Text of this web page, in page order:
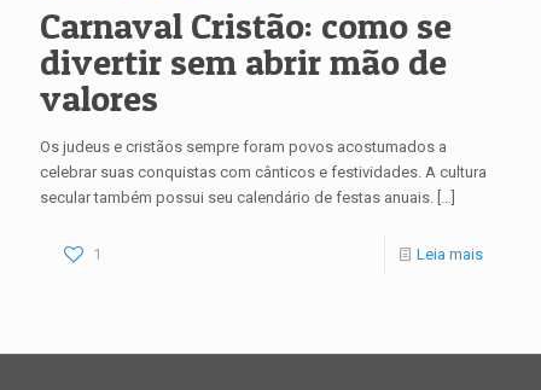
Carnaval Cristão: como se
divertir sem abrir mão de
valores
Os judeus e cristãos sempre foram povos acostumados a
celebrar suas conquistas com cânticos e festividades. A cultura
secular também possui seu calendário de festas anuais. […]
1 Leia mais